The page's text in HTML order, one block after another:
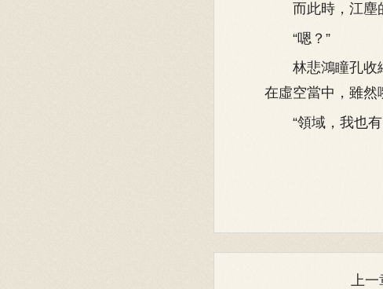
而此時，江塵
“嗯？”
林悲鴻瞳孔收縮
在虛空當中，雖然
“領域，我也有
上